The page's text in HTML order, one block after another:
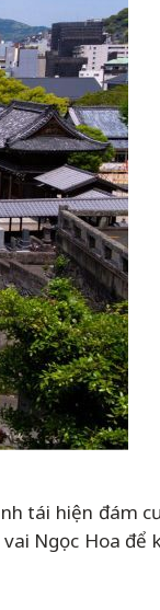
tái hiện đám
Ngọc Hoa để